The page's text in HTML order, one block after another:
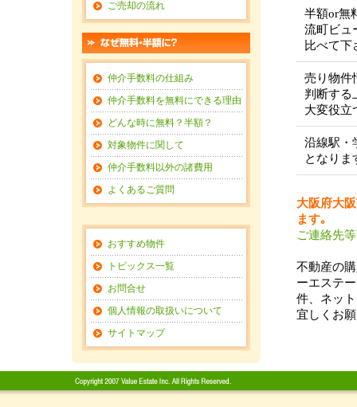
ご売却の流れ
仲介手数料の仕組み
仲介手数料を無料にできる理由
どんな時に無料？半額？
対象物件に関して
仲介手数料以外の諸費用
よくあるご質問
おすすめ物件
トピックス一覧
お問合せ
個人情報の取扱いについて
サイトマップ
半額or無
流町ビュ
比べて下
売り物件
判断する
大変役立
沿線駅・
となりま
大阪府大
ます｡
ご連絡先
不動産の
ーエステ
件、ネッ
宜しくお